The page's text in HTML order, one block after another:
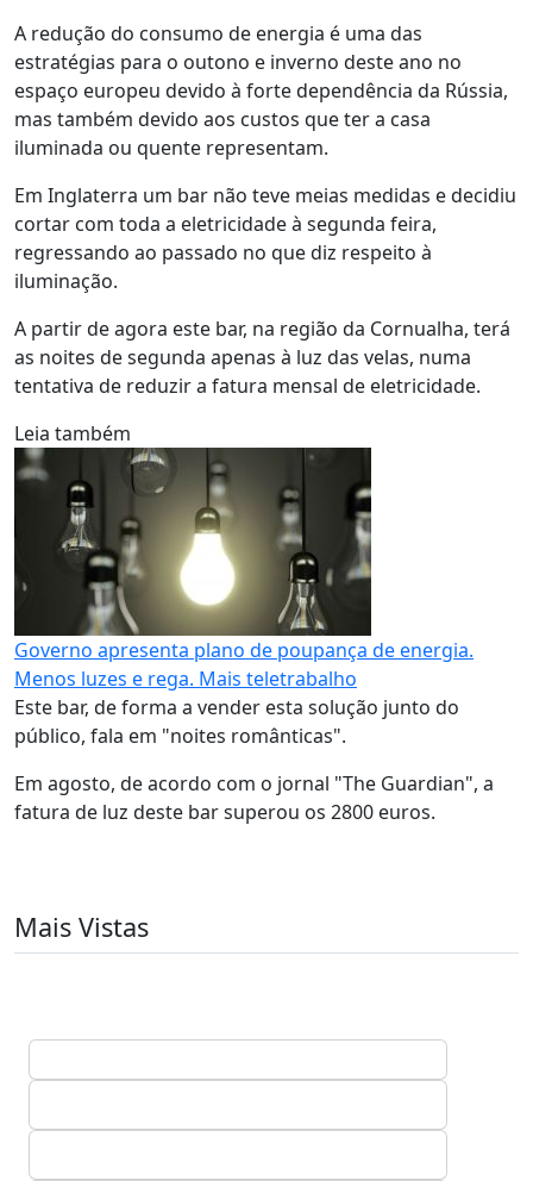
A redução do consumo de energia é uma das
estratégias para o outono e inverno deste ano no
espaço europeu devido à forte dependência da Rússia,
mas também devido aos custos que ter a casa
iluminada ou quente representam.
Em Inglaterra um bar não teve meias medidas e decidiu
cortar com toda a eletricidade à segunda feira,
regressando ao passado no que diz respeito à
iluminação.
A partir de agora este bar, na região da Cornualha, terá
as noites de segunda apenas à luz das velas, numa
tentativa de reduzir a fatura mensal de eletricidade.
Leia também
Governo apresenta plano de poupança de energia.
Menos luzes e rega. Mais teletrabalho
Este bar, de forma a vender esta solução junto do
público, fala em "noites românticas".
Em agosto, de acordo com o jornal "The Guardian", a
fatura de luz deste bar superou os 2800 euros.
Mais Vistas